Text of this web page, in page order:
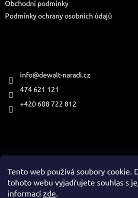
Tento web používá soubory cookie.
tohoto webu vyjadřujete souhlas s
informací zde.
Obchodní podmínky
Podmínky ochrany osobních údajů
info@dewalt-naradi.cz
474 621 121
+420 608 722 812